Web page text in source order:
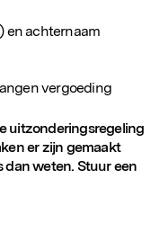
en achternaam
vergoeding
uitzonderingsregeling
er zijn gemaakt
dan weten. Stuur een